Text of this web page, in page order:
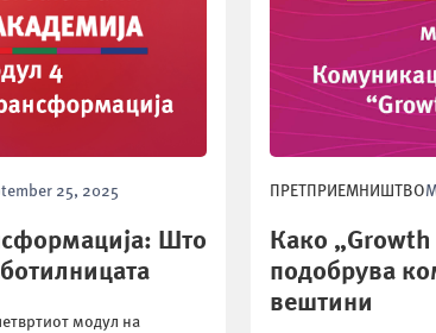
25, 2025
Што
модул на
ПРЕТПРИЕМНИШТВО
Како
подобрува
вештини